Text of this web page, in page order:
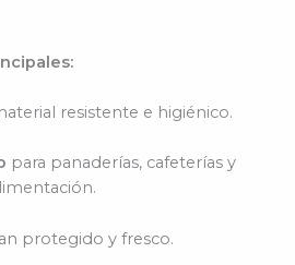
resistente e higiénico.
para panaderías, cafeterías y
protegido y fresco.